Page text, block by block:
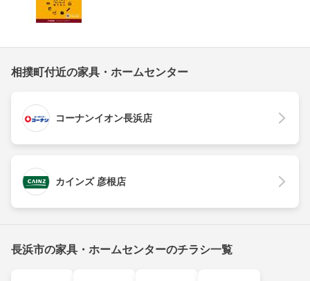
相撲町付近の家具・ホームセンター
コーナンイオン長浜店
カインズ 彦根店
長浜市の家具・ホームセンターのチラシ一覧